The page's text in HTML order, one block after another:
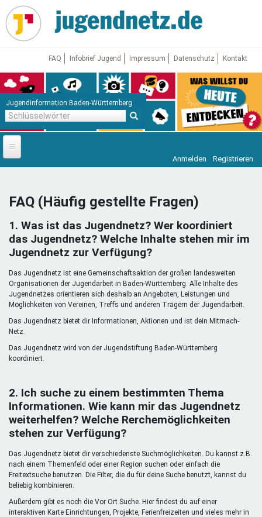
Direkt
zum
Inhalt
FAQ Infobrief Jugend Impressum Datenschutz Kontakt
Jugendinformation Baden-Württemberg
Startseite
Jugendnetz
Freizeit & Reisen
Mentoren & Projekte
Schule & Beruf
Demokratie & Beteiligung
Vor Ort
Anmelden Registrieren
FAQ (Häufig gestellte Fragen)
1. Was ist das Jugendnetz? Wer koordiniert
das Jugendnetz? Welche Inhalte stehen mir im
Jugendnetz zur Verfügung?
Das Jugendnetz ist eine Gemeinschaftsaktion der großen landesweiten
Organisationen der Jugendarbeit in Baden-Württemberg. Alle Inhalte des
Jugendnetzes orientieren sich deshalb an Angeboten, Leistungen und
Möglichkeiten von Vereinen, Treffs und anderen Trägern der Jugendarbeit.
Das Jugendnetz bietet dir Informationen, Aktionen und ist dein Mitmach-
Netz.
Das Jugendnetz wird von der Jugendstiftung Baden-Württemberg
koordiniert.
2. Ich suche zu einem bestimmten Thema
Informationen. Wie kann mir das Jugendnetz
weiterhelfen? Welche Rerchemöglichkeiten
stehen zur Verfügung?
Das Jugendnetz bietet dir verschiedenste Suchmöglichkeiten. Du kannst z.B.
nach einem Themenfeld oder einer Region suchen oder einfach die
Freitextsuche benutzen. Die Filter, die du für deine Suche benutzt, kannst du
beliebig kombinieren.
Außerdem gibt es noch die Vor Ort Suche. Hier findest du auf einer
interaktiven Karte Einrichtungen, Projekte, Ferienfreizeiten und vieles mehr in